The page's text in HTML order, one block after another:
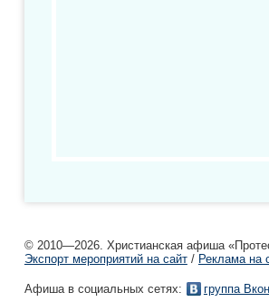
© 2010—2026. Христианская афиша
Экспорт мероприятий на сайт/ Реклама на
Афиша в социальных сетях: группа